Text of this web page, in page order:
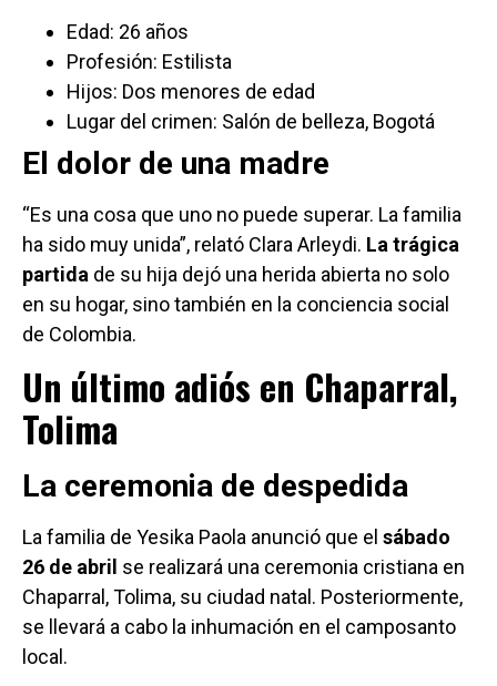
Edad: 26 años
Profesión: Estilista
Hijos: Dos menores de edad
Lugar del crimen: Salón de belleza, Bogotá
El dolor de una madre
“Es una cosa que uno no puede superar. La familia
ha sido muy unida”, relató Clara Arleydi. La trágica
partida de su hija dejó una herida abierta no solo
en su hogar, sino también en la conciencia social
de Colombia.
Un último adiós en Chaparral,
Tolima
La ceremonia de despedida
La familia de Yesika Paola anunció que el sábado
26 de abril se realizará una ceremonia cristiana en
Chaparral, Tolima, su ciudad natal. Posteriormente,
se llevará a cabo la inhumación en el camposanto
local.